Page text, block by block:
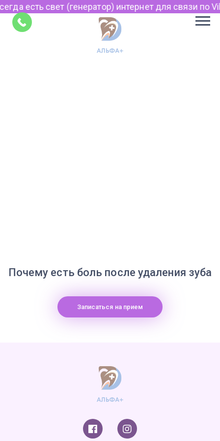
есть свет (генератор) интернет для связи по
Почему есть боль после удаления зуба
Записаться на прием